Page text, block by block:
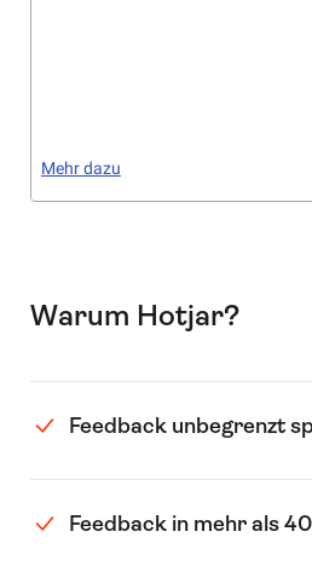
Mehr dazu
Warum Hotjar?
Feedback unbegrenzt
Feedback in mehr als